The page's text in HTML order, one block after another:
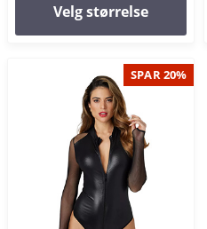
Velg størrelse
SPAR 20%